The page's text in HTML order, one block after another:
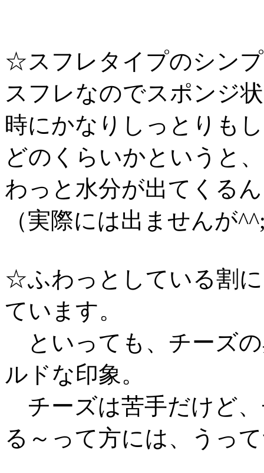
☆スフレタイプのシン
スフレなのでスポンジ
時にかなりしっとりも
どのくらいかというと
わっと水分が出てくる
（実際には出ませんが
☆ふわっとしている割
ています。
といっても、チーズ
ルドな印象。
チーズは苦手だけど
る～って方には、うっ